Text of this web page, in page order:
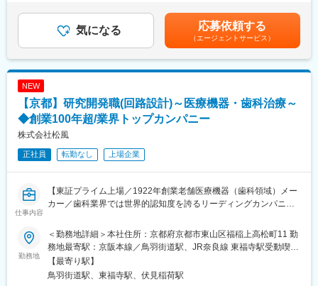
京都市営地下鉄・鞍馬口駅から徒歩5分。室町時代から伝わる日本
庭園「擁翠園（ようすいえん）」の中に京都研究所があります。
変更の範囲：会社の定める業務
■働く環境について
準クリーンルーム、空調完備と環境の整った場所で勤務いただけ
り、歯科材料・機器、理化学機器の製品を製造・販売することを
目的に2014年7月に設立されました。また、国内トップの高圧ガ
ス総合メーカーである「エア・ウォーターグループ」の傘下に加
の恵みを、グループが持つ多彩な技術や独自のビジネスモデル、
ノウハウと掛け合わせることによって、暮らしや産業に欠かすこ
し、提供してきました。そして現在、エア・ウォーターグループ
は、産業ガス、ケミカル、医療、エネルギー、農業・食品、物
流、海水、エアゾールといった多彩な事業を展開するコングロマ
リット（複合企業）に進化し、これらの多彩な事業を通じて、社
安の金額であり、選考を通じて上下する可能性があります。月給
(月額)は固定手当を含めた表記です。
気になる 応募依頼する
（エージェントサービス）
NEW
【京都】研究開発職(回路設計)～医療機器・歯科治療～
◆創業100年超/業界トップカンパニー
株式会社松風
正社員 転勤なし 上場企業
仕事内容
【東証プライム上場／1922年創業老舗医療機器（歯科領域）メー
カー／歯科業界では世界的認知度を誇るリーディングカンパニ
■仕事内容：
歯科用デジタル機器の製品開発業務を担当頂きます。歯科治療は
他の治療領域に先駆けてデジタル化が大幅に進み、グローバルで
デジタル機器の開発が盛んに行われています。
勤務地
＜勤務地詳細＞本社住所：京都府京都市東山区福稲上高松町11 勤
務地最寄駅：京阪本線／鳥羽街道駅、JR奈良線 東福寺駅受動喫煙
対策：屋内全面禁煙変更の範囲：会社の定める事業所
【最寄り駅】
鳥羽街道駅、東福寺駅、伏見稲荷駅